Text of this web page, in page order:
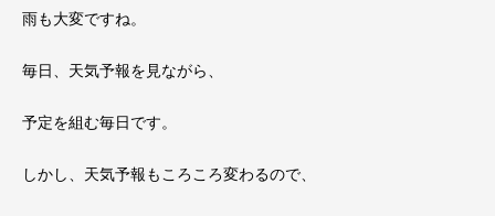
雨も大変ですね。
毎日、天気予報を見ながら、
予定を組む毎日です。
しかし、天気予報もころころ変わるので、